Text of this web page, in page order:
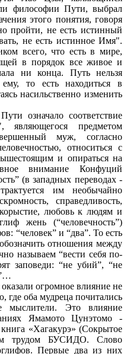
философии Пути, выбрал
этого понятия, говоря
пройти, не есть истинный
не есть истинное Имя".
всего, что есть в мире,
в порядок все живое и
ни конца. Путь нельзя
то есть находиться в
насильственно изменить
означало соответствие
являющегося предметом
муж, согласно
относиться с
и опираться на
внимание Конфуций
(в западных переводах -
им необычайно
справедливость,
любовь к людям и
жень (“человечность”)
“человек” и “два”. То есть
отношения между
называем “вести себя по-
заповеди: “не убий”, “не
огромное влияние не
оба мудреца почитались
мыслители. Это влияние
Ямамото Цунэтомо -
«Хагакурэ» (Сокрытое
трудом БУСИДО. Слово
Первые два из них